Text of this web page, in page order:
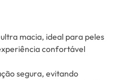
macia, ideal para peles
confortável
segura, evitando